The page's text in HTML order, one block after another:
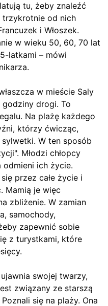
tu, żeby znaleźć
trzykrotnie od nich
i Włoszek.
w wieku 50, 60, 70 lat
latkami – mówi
w mieście Saly
drogi. To
Na plażę każdego
którzy ćwicząc,
W ten sposób
Młodzi chłopcy
odmieni ich życie.
przez całe życie i
Mamią je więc
zbliżenie. W zamian
samochody,
zapewnić sobie
z turystkami, które
swojej twarzy,
związany ze starszą
się na plaży. Ona